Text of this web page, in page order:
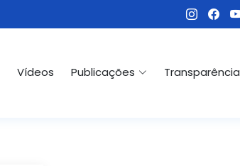
Vídeos Publicações Transparência